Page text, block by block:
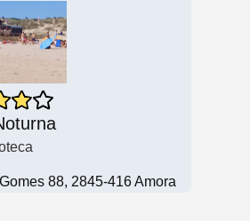
88, 2845-416 Amora